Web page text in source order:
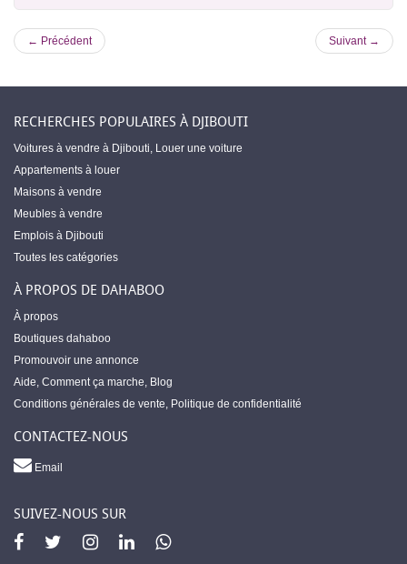
← Précédent Suivant →
RECHERCHES POPULAIRES À DJIBOUTI
Voitures à vendre à Djibouti, Louer une voiture
Appartements à louer
Maisons à vendre
Meubles à vendre
Emplois à Djibouti
Toutes les catégories
À PROPOS DE DAHABOO
À propos
Boutiques dahaboo
Promouvoir une annonce
Aide, Comment ça marche, Blog
Conditions générales de vente, Politique de confidentialité
CONTACTEZ-NOUS
Email
SUIVEZ-NOUS SUR